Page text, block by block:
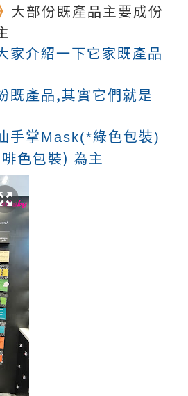
大部份既產品主要成份
家介紹一下它家既產品
既產品,其實它們就是
手掌Mask(*綠色包裝)
色包裝) 為主